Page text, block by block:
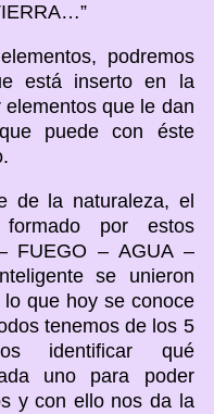
podremos
está inserto en la
que le dan
puede con éste
de la naturaleza, el
por estos
FUEGO – AGUA –
se unieron
que hoy se conoce
tenemos de los 5
identificar qué
uno para poder
y con ello nos da la